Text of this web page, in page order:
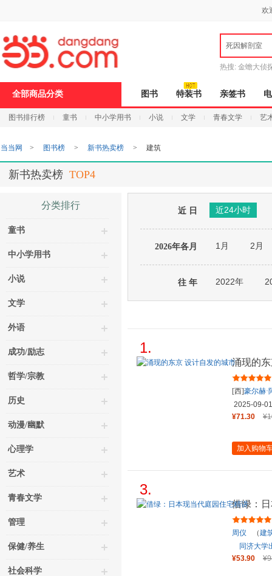
欢
死因解剖室
热搜: 金蟾大侦
全部商品分类 图书 特装书 亲签书
图书排行榜 童书 中小学用书 小说 文学 青春文学 艺
当当网 > 图书榜 > 新书热卖榜 > 建筑
新书热卖榜 TOP4
分类排行
童书
中小学用书
小说
文学
外语
成功/励志
哲学/宗教
历史
动漫/幽默
心理学
艺术
青春文学
管理
保健/养生
社会科学
近 日 近24小时
2026年各月 1月 2月
往 年 2022年
1.
涌现的
[西]豪尔赫·
2025-09-01
¥71.30
加入购物
3.
借绿：
周仪 （建
同济大学
¥53.90
打
开
无
障
页
加